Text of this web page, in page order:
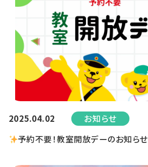
2025.04.02
お知らせ
予約不要！教室開放デーのお知らせ